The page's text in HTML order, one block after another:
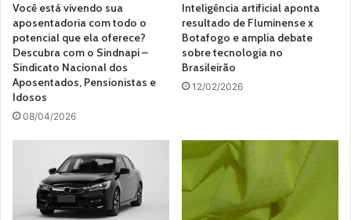
Você está vivendo sua
aposentadoria com todo o
potencial que ela oferece?
Descubra com o Sindnapi –
Sindicato Nacional dos
Aposentados, Pensionistas e
Idosos
08/04/2026
Inteligência artificial aponta
resultado de Fluminense x
Botafogo e amplia debate
sobre tecnologia no
Brasileirão
12/02/2026